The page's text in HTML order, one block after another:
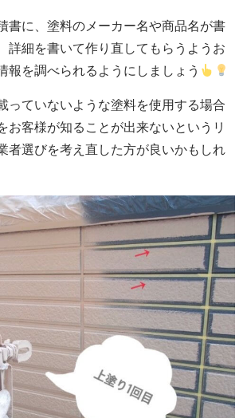
書に、塗料のメーカー名や商品名が書
詳細を書いて作り直してもらうようお
報を調べられるようにしましょう
っていないような塗料を使用する場合
お客様が知ることが出来ないというリ
者選びを考え直した方が良いかもしれ